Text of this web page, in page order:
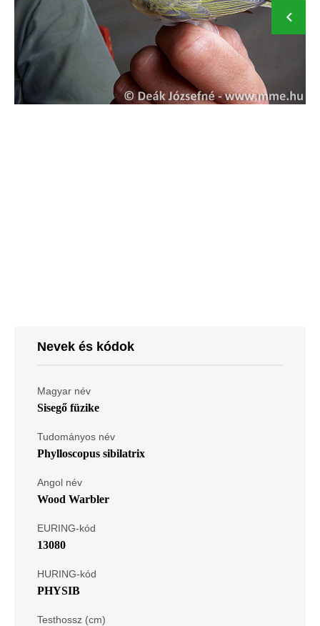
Nevek és kódok
Magyar név
Sisegő füzike
Tudományos név
Phylloscopus sibilatrix
Angol név
Wood Warbler
EURING-kód
13080
HURING-kód
PHYSIB
Testhossz (cm)